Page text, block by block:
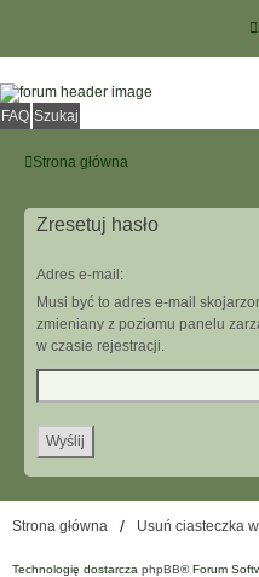
FAQ Szukaj
Strona główna
Zresetuj hasło
Adres e-mail:
Musi być to adres e-mail
zmieniany z poziomu panelu
w czasie rejestracji.
Strona główna Usuń ciasteczka
Technologię dostarcza phpBB® Forum